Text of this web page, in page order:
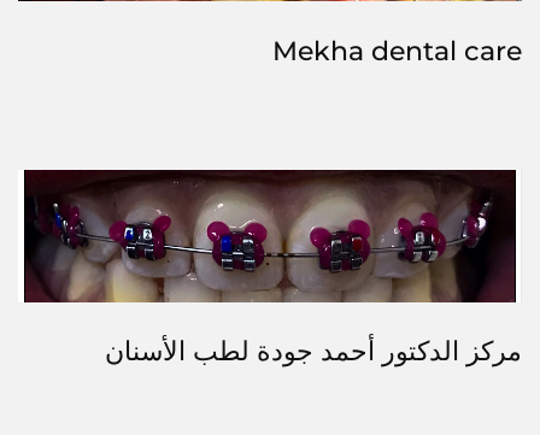
Mekha dental care
مركز الدكتور أحمد جودة لطب الأسنان